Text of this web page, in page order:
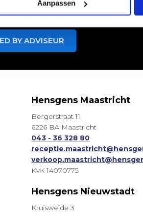
Aanpassen
voldoet.
BY ADVISEUR
Hensgens Maastricht
Bergerstraat 11
6226 BA Maastricht
043 - 36 328 80
KvK 14070775
Hensgens Nieuwstadt
Kruisweide 3